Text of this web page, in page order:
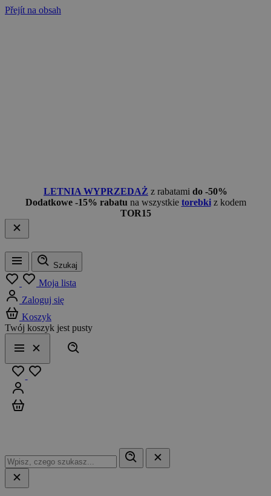
Přejít na obsah
LETNIA WYPRZEDAŻ z rabatami do -50%
Dodatkowe -15% rabatu na wszystkie torebkiz kodem
TOR15
Menu
Szukaj
Moja lista
Zaloguj się
Koszyk
Twój koszyk jest pusty
Menu
Zamknij